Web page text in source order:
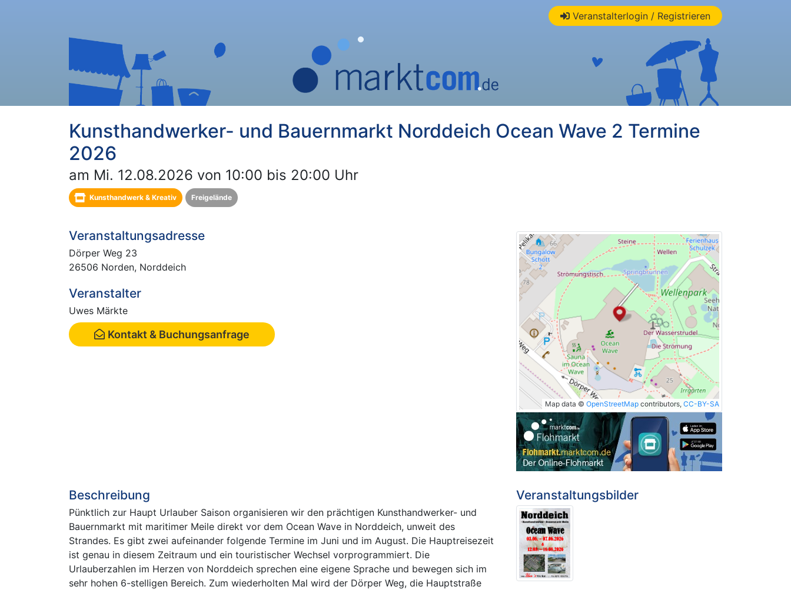
Veranstalterlogin / Registrieren
Kunsthandwerker- und Bauernmarkt Norddeich Ocean Wave 2 Termine
2026
am Mi. 12.08.2026 von 10:00 bis 20:00 Uhr
Kunsthandwerk & Kreativ Freigelände
Veranstaltungsadresse
Dörper Weg 23
26506 Norden, Norddeich
Veranstalter
Uwes Märkte
Kontakt & Buchungsanfrage
Map data © OpenStreetMap contributors, CC-BY-SA
Beschreibung
Pünktlich zur Haupt Urlauber Saison organisieren wir den prächtigen Kunsthandwerker- und
Bauernmarkt mit maritimer Meile direkt vor dem Ocean Wave in Norddeich, unweit des
Strandes. Es gibt zwei aufeinander folgende Termine im Juni und im August. Die Hauptreisezeit
ist genau in diesem Zeitraum und ein touristischer Wechsel vorprogrammiert. Die
Urlauberzahlen im Herzen von Norddeich sprechen eine eigene Sprache und bewegen sich im
sehr hohen 6-stelligen Bereich. Zum wiederholten Mal wird der Dörper Weg, die Hauptstraße
Veranstaltungsbilder